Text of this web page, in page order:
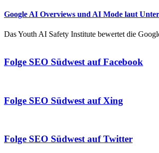
Google AI Overviews und AI Mode laut
Das Youth AI Safety Institute bewertet die
Folge SEO Südwest auf Facebook
Folge SEO Südwest auf Xing
Folge SEO Südwest auf Twitter